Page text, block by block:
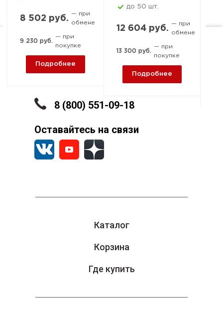
8 502 руб.
— при
обмене
9 230 руб.
— при
покупке
Подробнее
до 50 шт.
12 604 руб.
— при
обмене
13 300 руб.
— при
покупке
Подробнее
Каталог
Корзина
Где купить
Ростов-на-Дону, пер. 1-й
Машиностроительный, 15-
8 (800) 551-09-18
Оставайтесь на связи